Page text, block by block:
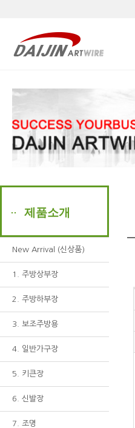
제품소개
New Arrival (신상품)
1. 주방상부장
2. 주방하부장
3. 보조주방용
4. 일반가구장
5. 키큰장
6. 신발장
7. 조명